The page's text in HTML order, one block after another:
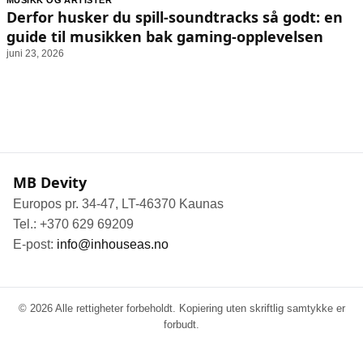
Animasjon
Sosiale medier
Musikk
Brukervilkår
Informasjon
Om oss
Kontakt oss
Retningslinjer for rettelser
Derfor husker du spill-soundtracks så godt: en
guide til musikken bak gaming-opplevelsen
juni 23, 2026
MB Devity
Europos pr. 34-47, LT-46370 Kaunas
Tel.: +370 629 69209
E-post: info@inhouseas.no
© 2026 Alle rettigheter forbeholdt. Kopiering uten skriftlig samtykke er
forbudt.